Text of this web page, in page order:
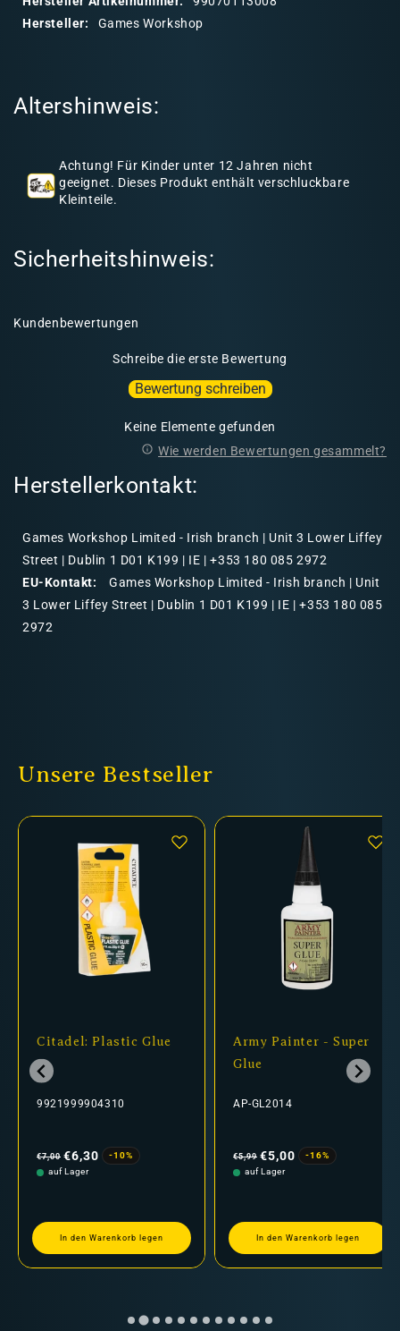
n
Hersteller:
Games Workshop
Altershinweis:
Achtung! Für Kinder unter 12 Jahren nicht
geeignet. Dieses Produkt enthält verschluckbare
Kleinteile.
Sicherheitshinweis:
Kundenbewertungen
Schreibe die erste Bewertung
Bewertung schreiben
Keine Elemente gefunden
Wie werden Bewertungen gesammelt?
Herstellerkontakt:
Games Workshop Limited - Irish branch | Unit 3 Lower Liffey
Street | Dublin 1 D01 K199 | IE | +353 180 085 2972
EU-Kontakt:
Games Workshop Limited - Irish branch | Unit
3 Lower Liffey Street | Dublin 1 D01 K199 | IE | +353 180 085
2972
Unsere Bestseller
Citadel: Plastic Glue
9921999904310
Preis
€7,00 €6,30
-10%
auf Lager
In den Warenkorb legen
Army Painter - Super
Glue
AP-GL2014
Preis
€5,99 €5,00
-16%
auf Lager
In den Warenkorb legen